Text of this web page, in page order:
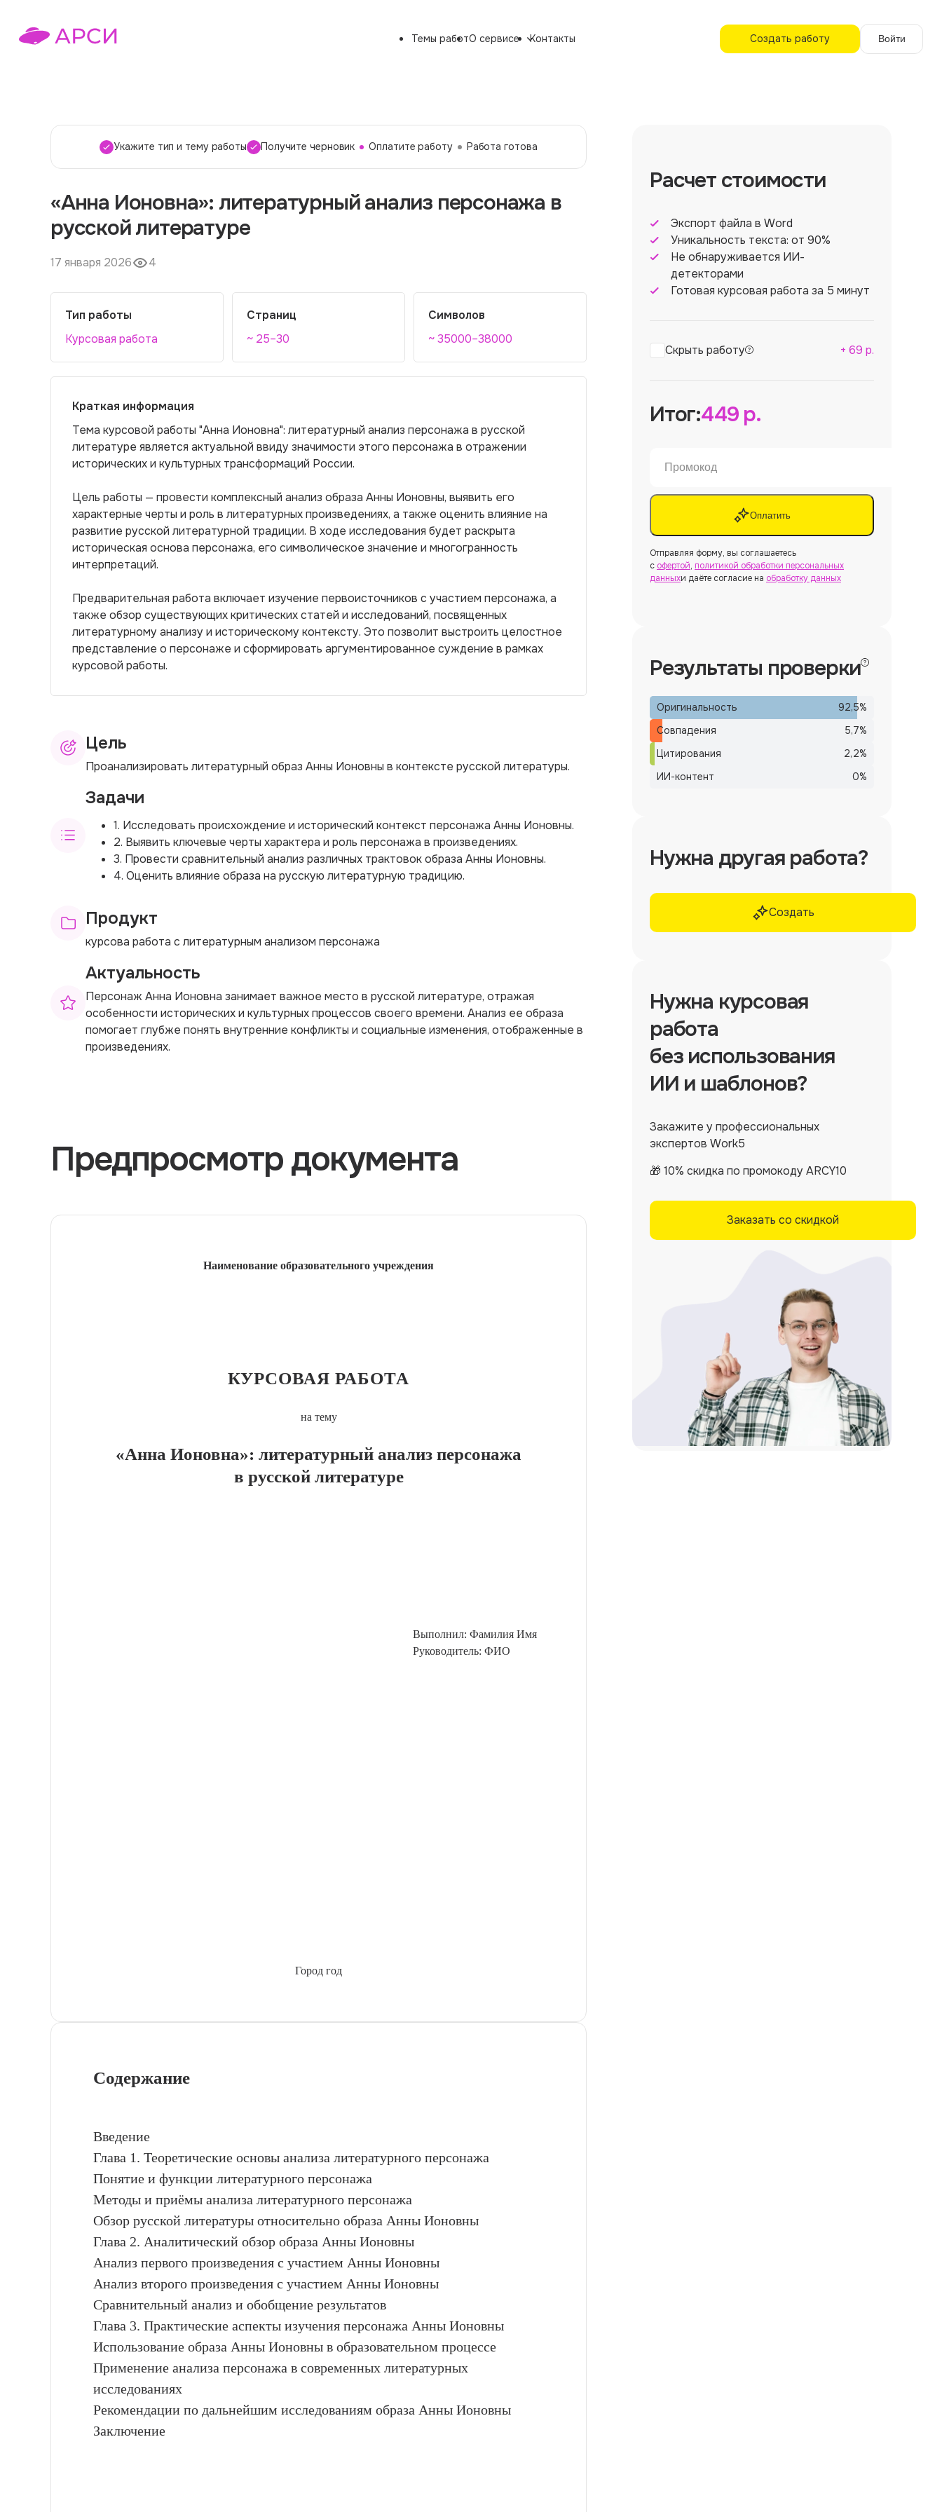
Темы работО сервисе Контакты Создать работу Войти
Укажите тип и тему работы Получите черновик Оплатите работу Работа готова
«Анна Ионовна»: литературный анализ персонажа в
русской литературе
17 января 2026 4
Тип работы
Курсовая работа
Страниц
~ 25–30
Символов
~ 35000–38000
Краткая информация
Тема курсовой работы "Анна Ионовна": литературный анализ персонажа в русской
литературе является актуальной ввиду значимости этого персонажа в отражении
исторических и культурных трансформаций России.
Цель работы — провести комплексный анализ образа Анны Ионовны, выявить его
характерные черты и роль в литературных произведениях, а также оценить влияние на
развитие русской литературной традиции. В ходе исследования будет раскрыта
историческая основа персонажа, его символическое значение и многогранность
интерпретаций.
Предварительная работа включает изучение первоисточников с участием персонажа, а
также обзор существующих критических статей и исследований, посвященных
литературному анализу и историческому контексту. Это позволит выстроить целостное
представление о персонаже и сформировать аргументированное суждение в рамках
курсовой работы.
Цель
Проанализировать литературный образ Анны Ионовны в контексте русской литературы.
Задачи
1. Исследовать происхождение и исторический контекст персонажа Анны Ионовны.
2. Выявить ключевые черты характера и роль персонажа в произведениях.
3. Провести сравнительный анализ различных трактовок образа Анны Ионовны.
4. Оценить влияние образа на русскую литературную традицию.
Продукт
курсова работа с литературным анализом персонажа
Актуальность
Персонаж Анна Ионовна занимает важное место в русской литературе, отражая
особенности исторических и культурных процессов своего времени. Анализ ее образа
помогает глубже понять внутренние конфликты и социальные изменения, отображенные в
произведениях.
Предпросмотр документа
Наименование образовательного учреждения
КУРСОВАЯ РАБОТА
на тему
«Анна Ионовна»: литературный анализ персонажа
в русской литературе
Выполнил: Фамилия Имя
Руководитель: ФИО
Город год
Содержание
Введение
Глава 1. Теоретические основы анализа литературного персонажа
Понятие и функции литературного персонажа
Методы и приёмы анализа литературного персонажа
Обзор русской литературы относительно образа Анны Ионовны
Глава 2. Аналитический обзор образа Анны Ионовны
Анализ первого произведения с участием Анны Ионовны
Анализ второго произведения с участием Анны Ионовны
Сравнительный анализ и обобщение результатов
Глава 3. Практические аспекты изучения персонажа Анны Ионовны
Использование образа Анны Ионовны в образовательном процессе
Применение анализа персонажа в современных литературных
исследованиях
Рекомендации по дальнейшим исследованиям образа Анны Ионовны
Заключение
Расчет стоимости
Экспорт файла в Word
Уникальность текста: от 90%
Не обнаруживается ИИ-
детекторами
Готовая курсовая работа за 5 минут
Скрыть работу + 69 р.
Итог:449р.
Оплатить
Отправляя форму, вы соглашаетесь
с офертой, политикой обработки персональных
данныхи даёте согласие на обработку данных
Результаты проверки
Оригинальность 92,5%
Совпадения
5,7%
Цитирования
2,2%
ИИ-контент
0%
Нужна другая работа?
Создать
Нужна курсовая
работа
без использования
ИИ и шаблонов?
Закажите у профессиональных
экспертов Work5
🎁 10% скидка по промокоду ARCY10
Заказать со скидкой